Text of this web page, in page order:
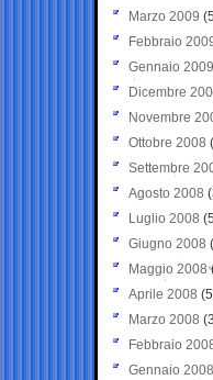
Marzo 2009
Febbraio
Gennaio 2009
Dicembre
Novembre
Ottobre 2008
Settembre
Agosto 2008
Luglio 2008
Giugno 2008
Maggio 2008
Aprile 2008
Marzo 2008
Febbraio
Gennaio 2008